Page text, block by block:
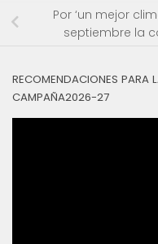
Por ‘un mejor
septiembre la
RECOMENDACIONES PARA
CAMPAÑA2026-27